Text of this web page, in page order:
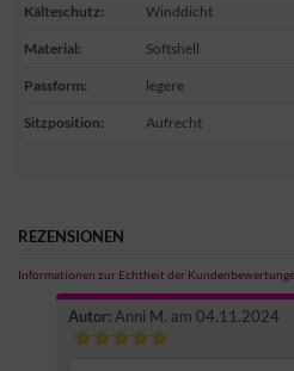
Kälteschutz: Winddicht
Material: Softshell
Passform: legere
Sitzposition: Aufrecht
REZENSIONEN
Informationen zur Echtheit der
Autor: Anni M. am 04.11.2024